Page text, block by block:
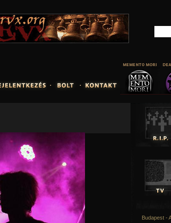
Budapest -